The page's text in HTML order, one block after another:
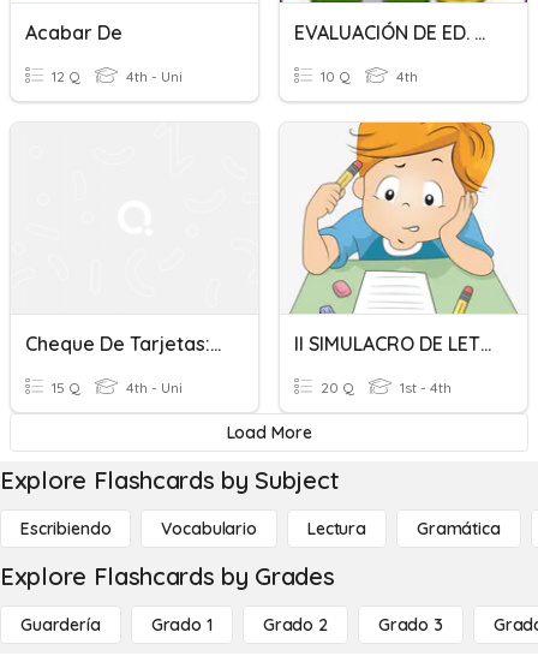
Acabar De
12 Q 4th - Uni
EVALUACIÓN DE ED. FINANCIERA
10 Q 4th
Cheque De Tarjetas: Los Reflexivos
15 Q 4th - Uni
II SIMULACRO DE LETRAS - 2DO GRADO
20 Q 1st - 4th
Load More
Explore Flashcards by Subject
Escribiendo Vocabulario Lectura Gramática
Explore Flashcards by Grades
Guardería Grado 1 Grado 2 Grado 3